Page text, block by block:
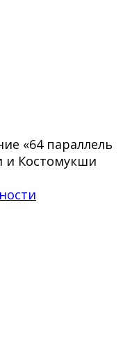
«64 параллель
и Костомукши